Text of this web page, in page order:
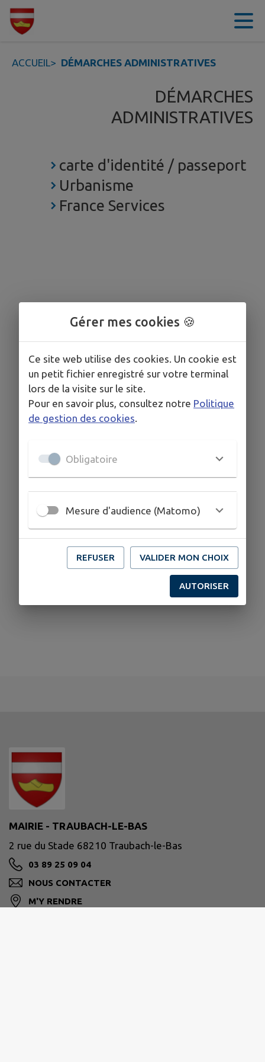
Contenu
ACCUEIL> DÉMARCHES ADMINISTRATIVES
DÉMARCHES
ADMINISTRATIVES
carte d'identité / passeport
Urbanisme
France Services
MAIRIE - TRAUBACH-LE-BAS
2 rue du Stade 68210 Traubach-le-Bas
03 89 25 09 04
NOUS CONTACTER
M'Y RENDRE
Gérer mes cookies 🍪
Ce site web utilise des cookies. Un cookie est
un petit fichier enregistré sur votre terminal
lors de la visite sur le site.
Pour en savoir plus, consultez notre Politique
de gestion des cookies.
Obligatoire
Mesure d'audience (Matomo)
REFUSER VALIDER MON CHOIX
AUTORISER